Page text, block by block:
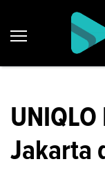
Jakarta